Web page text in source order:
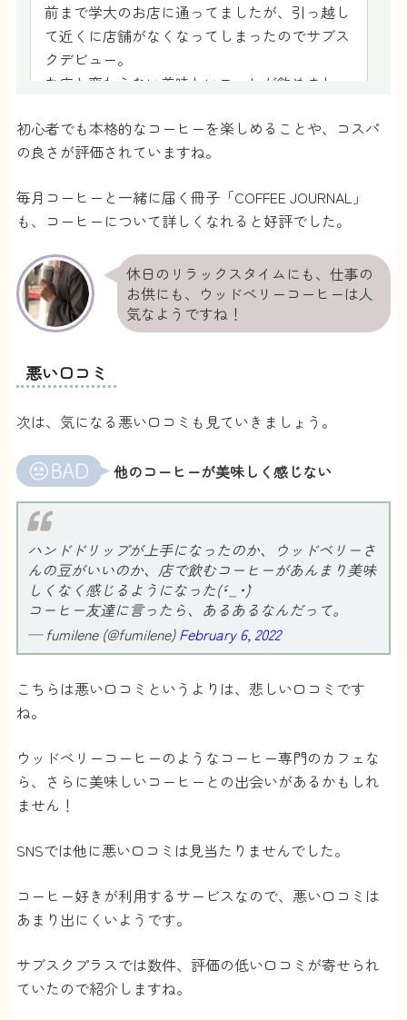
前まで学大のお店に通ってましたが、引っ越し
て近くに店舗がなくなってしまったのでサブス
クデビュー。
お店と変わらない美味しいコーヒが飲めまし
コスパも良いのでしばらく続けようと思いま
す。
コーヒージャーナルがおもしろい。ゆっくり読
みながらコーヒーを味わうのが最近の休日の過
ごし方です。
った使い方をできました。
結構量があるので、コスパも良いと思います。
4.5
毎月色んな味のコーヒーが届いて、コーヒーに
味があることを知りました笑
最初にコーヒーを淹れる器具もらえたので、初
心者でもコーヒー楽しめてます😛
5
リモートワークのお供です。
とで気分転換になります。
いなと。
いつかカフェにも行ってみたいです🤭
初心者でも本格的なコーヒーを楽しめることや、コスパ
の良さが評価されていますね。
毎月コーヒーと一緒に届く冊子「COFFEE JOURNAL」
も、コーヒーについて詳しくなれると好評でした。
休日のリラックスタイムにも、仕事の
お供にも、ウッドベリーコーヒーは人
気なようですね！
悪い口コミ
次は、気になる悪い口コミも見ていきましょう。
他のコーヒーが美味しく感じない
ハンドドリップが上手になったのか、ウッドベリーさ
んの豆がいいのか、店で飲むコーヒーがあんまり美味
しくなく感じるようになった(´･_･`)
コーヒー友達に言ったら、あるあるなんだって。
— fumilene (@fumilene)February 6, 2022
こちらは悪い口コミというよりは、悲しい口コミです
ね。
ウッドベリーコーヒーのようなコーヒー専門のカフェな
ら、さらに美味しいコーヒーとの出会いがあるかもしれ
ません！
SNSでは他に悪い口コミは見当たりませんでした。
コーヒー好きが利用するサービスなので、悪い口コミは
あまり出にくいようです。
サブスクプラスでは数件、評価の低い口コミが寄せられ
ていたので紹介しますね。